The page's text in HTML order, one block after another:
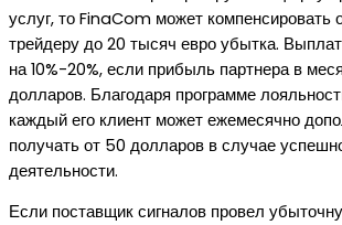
услуг, то FinaCom может компенсировать
трейдеру до 20 тысяч евро убытка.
на 10%-20%, если прибыль партнера в
долларов. Благодаря программе
каждый его клиент может ежемесячно
получать от 50 долларов в случае
деятельности.
Если поставщик сигналов провел